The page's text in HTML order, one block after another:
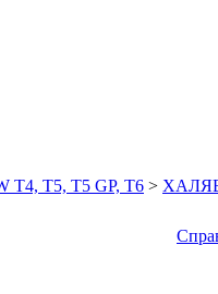
Т5, T5 GP, T6 >